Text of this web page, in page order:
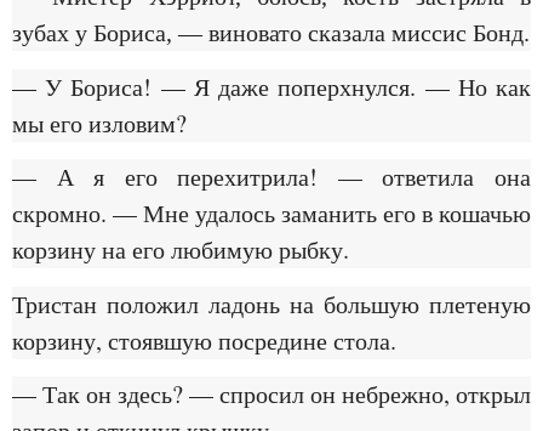
зубах у Бориса, — виновато сказала миссис Бонд.
— У Бориса! — Я даже поперхнулся. — Но как
мы его изловим?
— А я его перехитрила! — ответила она
скромно. — Мне удалось заманить его в кошачью
корзину на его любимую рыбку.
Тристан положил ладонь на большую плетеную
корзину, стоявшую посредине стола.
— Так он здесь? — спросил он небрежно, открыл